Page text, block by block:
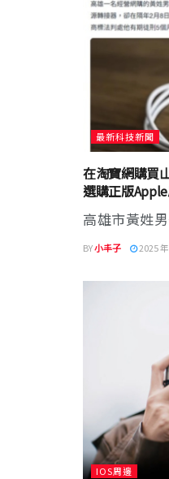
最新科技新聞
在淘寶網購買
選購正版
高雄市黃姓
BY小丰子 2025
IOS周邊